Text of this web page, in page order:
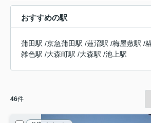
おすすめの駅
蒲田駅 /京急蒲田駅 /蓮沼駅 /梅屋敷駅 /
雑色駅 /大森町駅 /大森駅 /池上駅
46件